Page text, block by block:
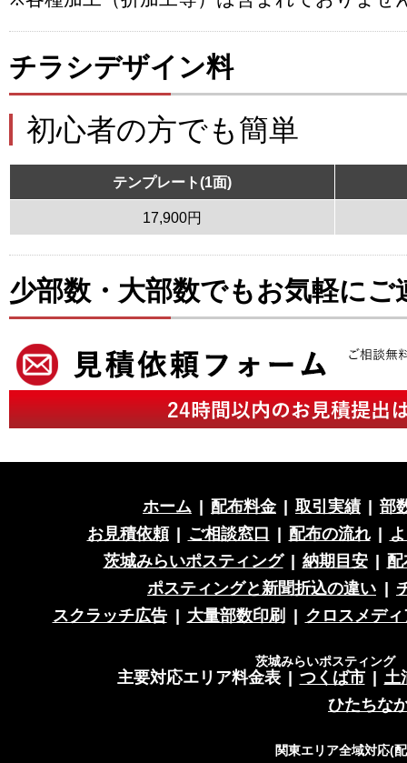
チラシデザイン料
初心者の方でも簡単
テンプレート(1面)
17,900円
少部数・大部数でもお気軽にご
ホーム 配布料金 取引実績
部
お見積依頼
ご相談窓口 配布の流れ
茨城みらいポスティング
納期目安
ポスティングと新聞折込の違い
スクラッチ広告
大量部数印刷 クロスメディ
茨城みらいポスティング
主要対応エリア料金表 つくば市
土
ひたちな
関東エリア全域対応(